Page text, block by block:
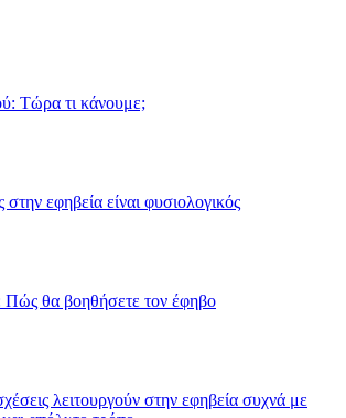
Τώρα τι κάνουμε;
εφηβεία είναι φυσιολογικός
Πώς θα βοηθήσετε τον έφηβο
λειτουργούν στην εφηβεία συχνά με